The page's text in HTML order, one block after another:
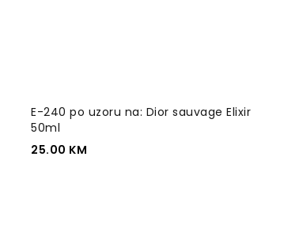
E-240 po uzoru na: Dior sauvage Elixir
50ml
25.00 KM